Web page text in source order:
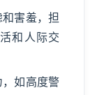
害羞，担
和人际交
，如高度警